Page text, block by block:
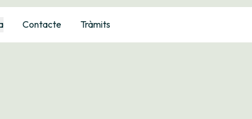
Contacte Tràmits